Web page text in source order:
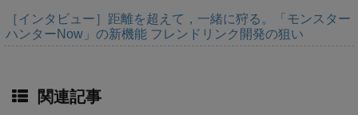
［インタビュー］距離を超えて，一緒に狩る。「モンスター
ハンターNow」の新機能 フレンドリンク開発の狙い
関連記事